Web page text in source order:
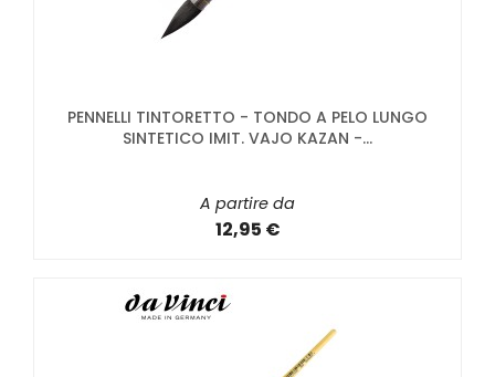
PENNELLI TINTORETTO - TONDO A PELO LUNGO
SINTETICO IMIT. VAJO KAZAN -...
A partire da
12,95 €